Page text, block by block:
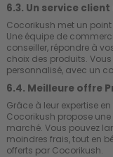
6.3. Un service
Cocorikush met un
Une équipe de
conseiller, répondre à
choix des produits.
personnalisé, avec un
6.4. Meilleure offre
Grâce à leur expertise
Cocorikush propose
marché. Vous pouvez
moindres frais, tout en
offerts par Cocorikush.